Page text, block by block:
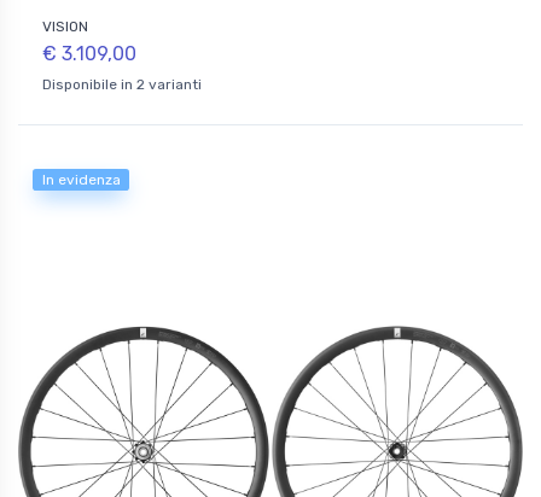
VISION
€ 3.109,00
Disponibile in 2 varianti
In evidenza